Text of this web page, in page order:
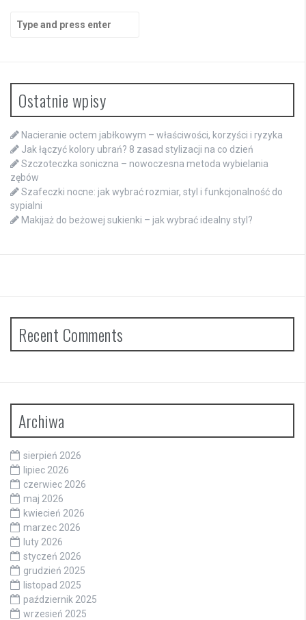
for:
Ostatnie wpisy
Nacieranie octem jabłkowym – właściwości, korzyści i ryzyka
Jak łączyć kolory ubrań? 8 zasad stylizacji na co dzień
Szczoteczka soniczna – nowoczesna metoda wybielania
zębów
Szafeczki nocne: jak wybrać rozmiar, styl i funkcjonalność do
sypialni
Makijaż do beżowej sukienki – jak wybrać idealny styl?
Recent Comments
Archiwa
sierpień 2026
lipiec 2026
czerwiec 2026
maj 2026
kwiecień 2026
marzec 2026
luty 2026
styczeń 2026
grudzień 2025
listopad 2025
październik 2025
wrzesień 2025